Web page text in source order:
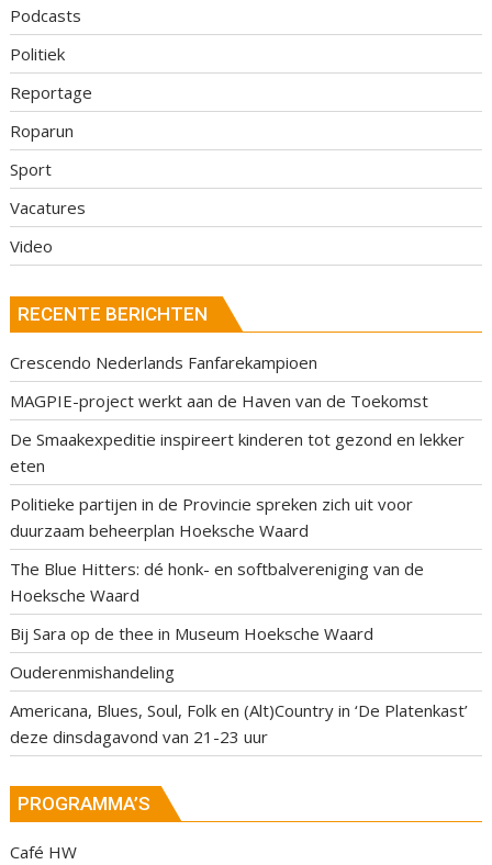
Podcasts
Politiek
Reportage
Roparun
Sport
Vacatures
Video
RECENTE BERICHTEN
Crescendo Nederlands Fanfarekampioen
MAGPIE-project werkt aan de Haven van de Toekomst
De Smaakexpeditie inspireert kinderen tot gezond en lekker
eten
Politieke partijen in de Provincie spreken zich uit voor
duurzaam beheerplan Hoeksche Waard
The Blue Hitters: dé honk- en softbalvereniging van de
Hoeksche Waard
Bij Sara op de thee in Museum Hoeksche Waard
Ouderenmishandeling
Americana, Blues, Soul, Folk en (Alt)Country in ‘De Platenkast’
deze dinsdagavond van 21-23 uur
PROGRAMMA’S
Café HW